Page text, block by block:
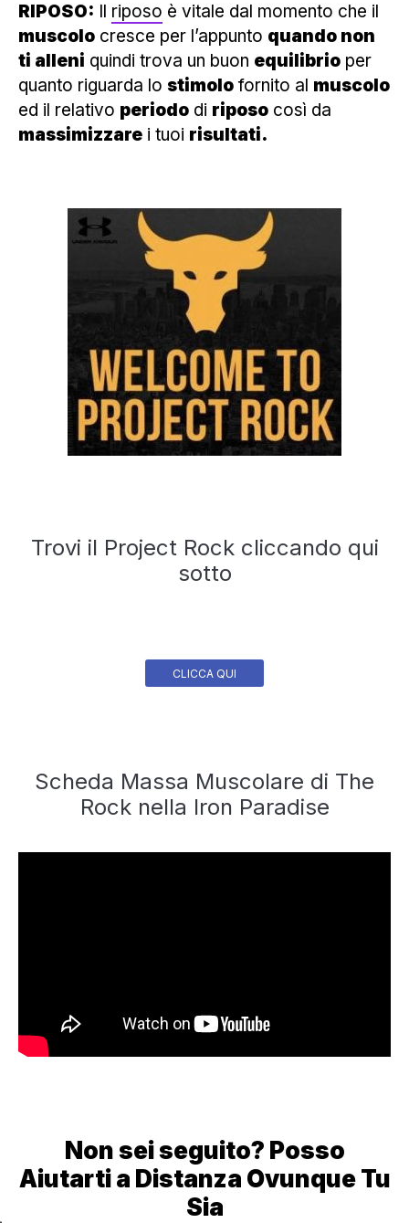
RIPOSO: Il riposo è vitale dal momento che il
muscolo cresce per l’appunto quando non
ti alleni quindi trova un buon equilibrio per
quanto riguarda lo stimolo fornito al muscolo
ed il relativo periodo di riposo così da
massimizzare i tuoi risultati.
Trovi il Project Rock cliccando qui
sotto
CLICCA QUI
Scheda Massa Muscolare di The
Rock nella Iron Paradise
Non sei seguito? Posso
Aiutarti a Distanza Ovunque Tu
Sia